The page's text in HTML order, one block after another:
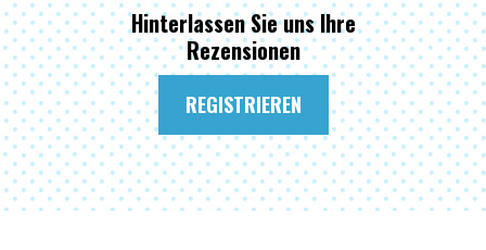
Hinterlassen Sie uns Ihre
Rezensionen
REGISTRIEREN